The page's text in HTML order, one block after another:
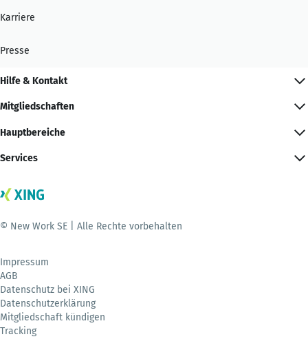
Karriere
Presse
Hilfe & Kontakt
Mitgliedschaften
Hauptbereiche
Services
© New Work SE | Alle Rechte vorbehalten
Impressum
AGB
Datenschutz bei XING
Datenschutzerklärung
Mitgliedschaft kündigen
Tracking